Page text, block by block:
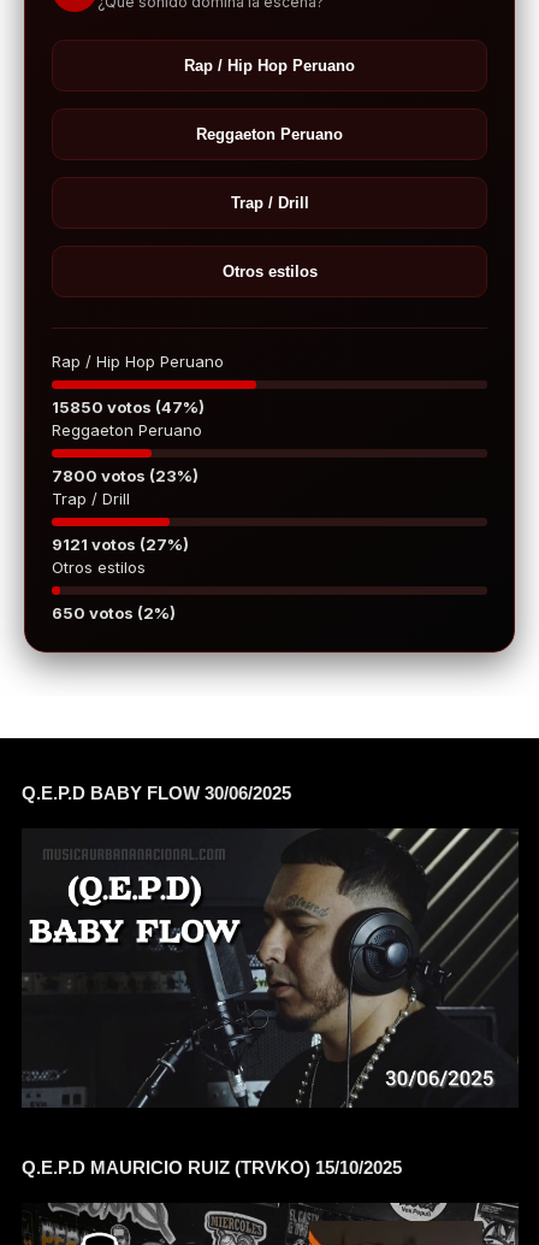
Rap / Hip Hop Peruano
Reggaeton Peruano
Trap / Drill
Otros estilos
Rap / Hip Hop Peruano
15850 votos (47%)
Reggaeton Peruano
7800 votos (23%)
Trap / Drill
9121 votos (27%)
Otros estilos
650 votos (2%)
Q.E.P.D BABY FLOW 30/06/2025
Q.E.P.D MAURICIO RUIZ (TRVKO) 15/10/2025